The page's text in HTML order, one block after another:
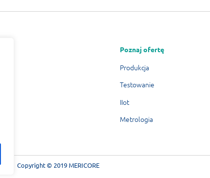
Poznaj ofertę
Produkcja
Testowanie
IIot
Metrologia
Copyright © 2019 MERICORE